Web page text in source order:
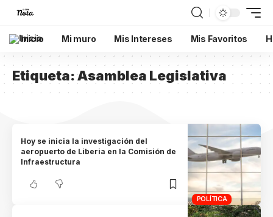
Inicio Mi muro Mis Intereses Mis Favoritos
Etiqueta:Asamblea Legislativa
POLÍTICA
Hoy se inicia la investigación del
aeropuerto de Liberia en la Comisión de
Infraestructura